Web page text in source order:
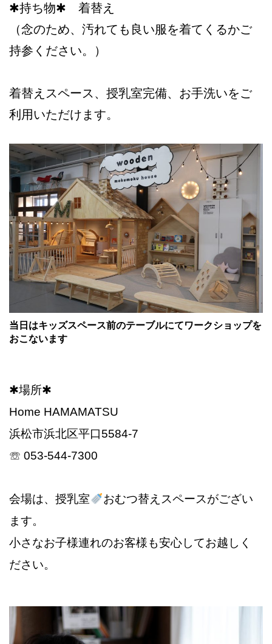
✱持ち物✱ 着替え
（念のため、汚れても良い服を着てくるかご
持参ください。）
着替えスペース、授乳室完備、お手洗いをご
利用いただけます。
当日はキッズスペース前のテーブルにてワークショップを
おこないます
✱場所✱
Home HAMAMATSU
浜松市浜北区平口5584-7
☏ 053-544-7300
会場は、授乳室
おむつ替えスペースがござい
ます。
小さなお子様連れのお客様も安心してお越しく
ださい。